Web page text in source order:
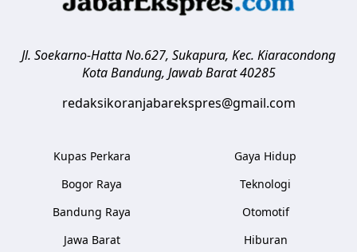
Jl. Soekarno-Hatta No.627, Sukapura, Kec. Kiaracondong
Kota Bandung, Jawab Barat 40285
redaksikoranjabarekspres@gmail.com
Kupas Perkara
Bogor Raya
Bandung Raya
Jawa Barat
Gaya Hidup
Teknologi
Otomotif
Hiburan